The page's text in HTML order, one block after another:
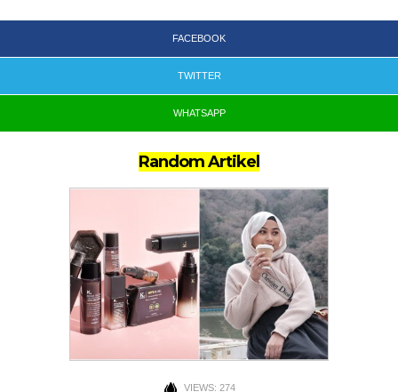
FACEBOOK
TWITTER
WHATSAPP
Random Artikel
VIEWS: 274